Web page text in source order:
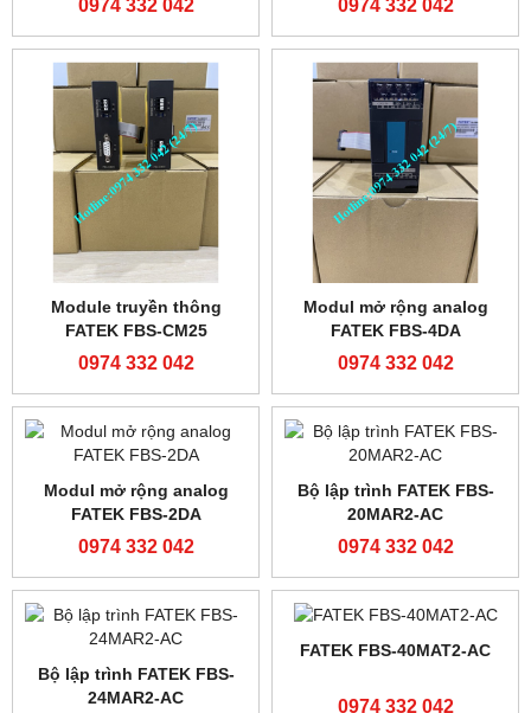
Màn hình Mcgs TPC7062Ti
0974 332 042
PLC Siemens S7-200
6ES7214-2AD23-0XB8
0974 332 042
PLC Siemens S7-200
6ES7214-1AD23-0XB8
0974 332 042
Bộ lập trình FATEK FBs-
60MAR2
0974 332 042